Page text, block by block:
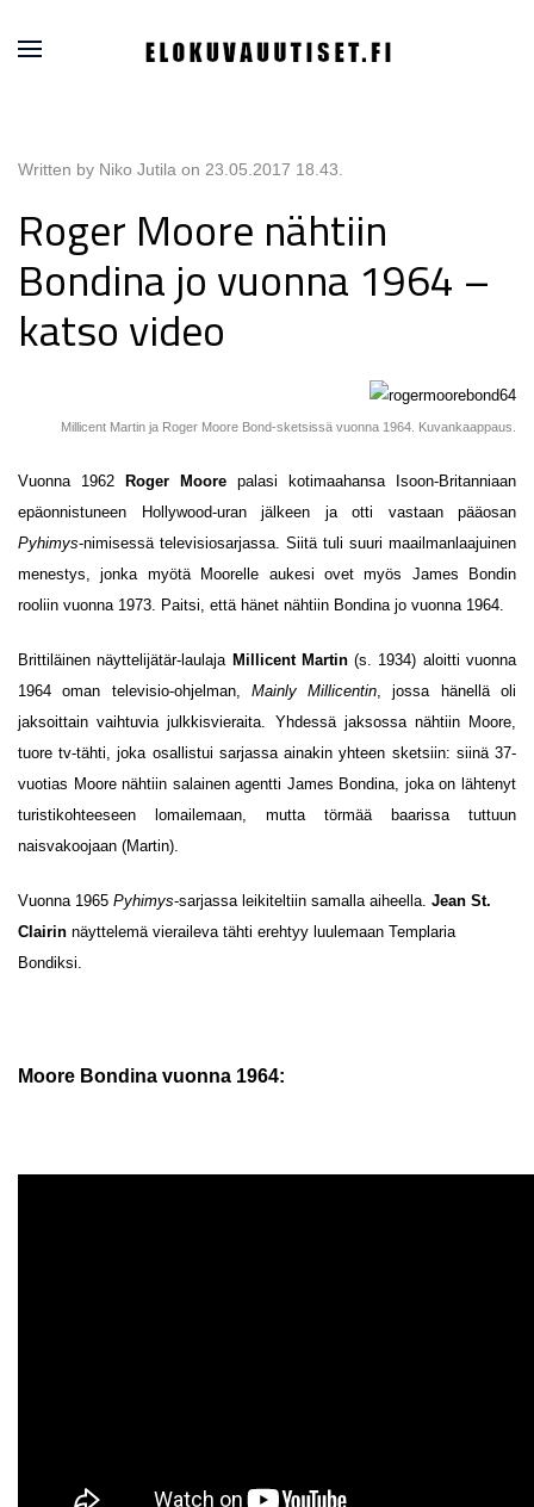
Written by Niko Jutila on 23.05.2017 18.43
Roger Moore nähtiin
Bondina jo vuonna 1964 –
katso video
Millicent Martin ja Roger Moore Bond-sketsissä vuonna 1964. Kuvankaappaus.
Vuonna 1962 Roger Moore palasi kotimaahansa Isoon-Britanniaan
epäonnistuneen Hollywood-uran jälkeen ja otti vastaan pääosan
Pyhimys-nimisessä televisiosarjassa. Siitä tuli suuri maailmanlaajuinen
menestys, jonka myötä Moorelle aukesi ovet myös James Bondin
rooliin vuonna 1973. Paitsi, että hänet nähtiin Bondina jo vuonna 1964.
Brittiläinen näyttelijätär-laulaja Millicent Martin(s. 1934) aloitti vuonna
1964 oman televisio-ohjelman, Mainly Millicentin , jossa hänellä oli
jaksoittain vaihtuvia julkkisvieraita. Yhdessä jaksossa nähtiin Moore,
tuore tv-tähti, joka osallistui sarjassa ainakin yhteen sketsiin: siinä 37-
vuotias Moore nähtiin salainen agentti James Bondina, joka on lähtenyt
turistikohteeseen lomailemaan, mutta törmää baarissa tuttuun
naisvakoojaan (Martin).
Vuonna 1965 Pyhimys-sarjassa leikiteltiin samalla aiheella. Jean St.
Clairin näyttelemä vieraileva tähti erehtyy luulemaan Templaria
Bondiksi.
Moore Bondina vuonna 1964: